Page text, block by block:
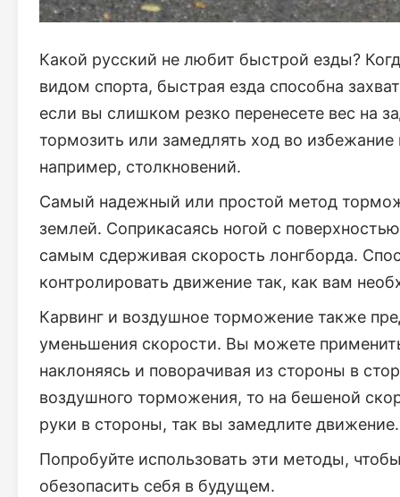
Какой русский не любит быстрой езды?
видом спорта, быстрая езда способна
если вы слишком резко перенесете вес на
тормозить или замедлять ход во
например, столкновений.
Самый надежный или простой метод
землей. Соприкасаясь ногой с
самым сдерживая скорость лонгборда.
контролировать движение так, как вам
Карвинг и воздушное торможение также
уменьшения скорости. Вы можете
наклоняясь и поворачивая из стороны в
воздушного торможения, то на бешеной
руки в стороны, так вы замедлите движение.
Попробуйте использовать эти методы,
обезопасить себя в будущем.